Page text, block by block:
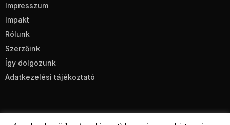
Impresszum
Impakt
Rólunk
Szerzőink
Így dolgozunk
Adatkezelési tájékoztató